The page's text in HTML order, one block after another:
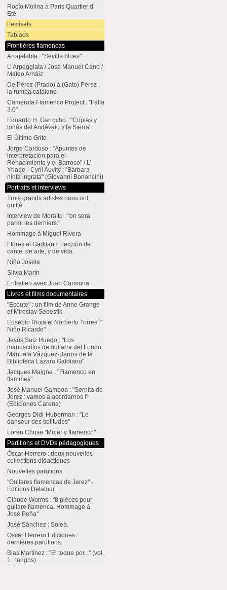
Rocío Molina à Paris Quartier d’
Eté
Festivals
Tablaos
Frontières flamencas
Arrajatabla : "Sevilla blues"
L’ Arpeggiata / José Manuel Cano /
Mateo Arnáiz
De Pérez (Prado) à (Gato) Pérez :
la rumba catalane
Camerata Flamenco Project : "Falla
3.0"
Eduardo H. Garrocho : "Coplas y
tonás del Andévalo y la Sierra"
El Último Grito
Jorge Cardoso : "Apuntes de
interpretación para el
Renacimiento y el Barroco" / L’
Yriade - Cyril Auvity : "Barbara
ninfa ingrata" (Giovanni Bononcini)
Portraits et interviews
Trois grands artistes nous ont
quitté
Interview de Moraíto : "on sera
parmi les derniers."
Hommage à Miguel Rivera
Flores el Gaditano : lección de
cante, de arte, y de vida.
Niño Josele
Silvia Marín
Entretien avec Juan Carmona
Livres et films documentaires
"Ecoute" : un film de Anne Grange
et Miroslav Sebestik
Eusebio Rioja et Norberto Torres :"
Niño Ricardo"
Jesús Saiz Huedo : "Los
manuscritos de guitarra del Fondo
Manuela Vázquez-Barros de la
Biblioteca Lázaro Galdiano"
Jacques Maigne : "Flamenco en
flammes"
José Manuel Gamboa : "Sernita de
Jerez : vamos a acordarnos !"
(Ediciones Carena)
Georges Didi-Huberman : "Le
danseur des solitudes"
Loren Chuse "Mujer y flamenco"
Partitions et DVDs pédagogiques
Óscar Herrero : deux nouvelles
collections didactiques
Nouvelles parutions
"Guitares flamencas de Jerez" -
Editions Delatour
Claude Worms : "8 pièces pour
guitare flamenca. Hommage à
José Peña"
José Sánchez : Soleá
Oscar Herrero Ediciones :
dernières parutions.
Blas Martínez : "El toque por..." (vol.
1 : tangos)